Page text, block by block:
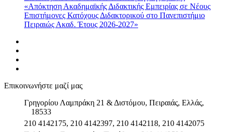
«Απόκτηση Ακαδημαϊκής Διδακτικής Εμπειρίας σε Νέους
Επιστήμονες Κατόχους Διδακτορικού στο Πανεπιστήμιο
Πειραιώς Ακαδ. Έτους 2026-2027»
Επικοινωνήστε μαζί μας
Γρηγορίου Λαμπράκη 21 & Διστόμου, Πειραιάς, Ελλάς,
18533
210 4142175, 210 4142397, 210 4142118, 210 4142075